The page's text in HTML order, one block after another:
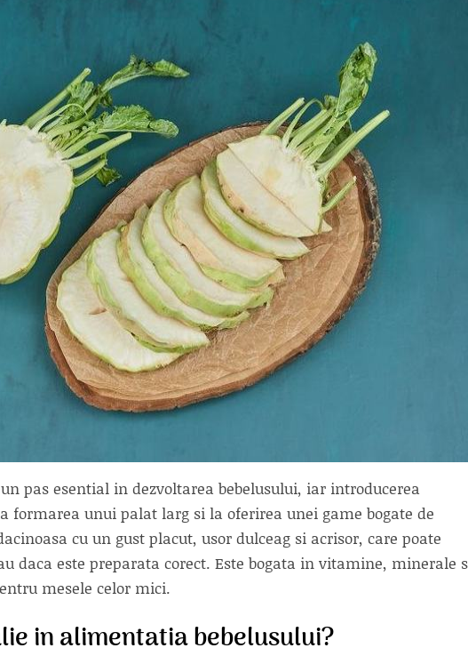
pas esential in dezvoltarea bebelusului, iar introducerea
formarea unui palat larg si la oferirea unei game bogate de
cu un gust placut, usor dulceag si acrisor, care poate
daca este preparata corect. Este bogata in vitamine, minerale
mesele celor mici.
in alimentatia bebelusului?